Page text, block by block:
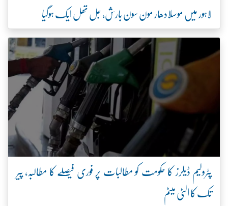
لاہور میں موسلادھار مون سون بارش، جل تھل ایک ہوگیا
پٹرولیم ڈیلرز کا حکومت کو مطالبات پر فوری فیصلے کا مطالبہ، پیر
تک کا الٹی میٹم